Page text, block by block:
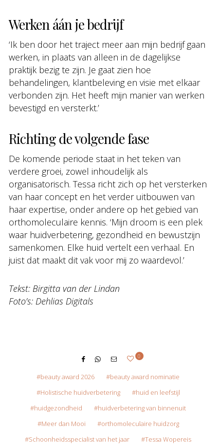
Werken áán je bedrijf
‘Ik ben door het traject meer aan mijn bedrijf gaan
werken, in plaats van alleen in de dagelijkse
praktijk bezig te zijn. Je gaat zien hoe
behandelingen, klantbeleving en visie met elkaar
verbonden zijn. Het heeft mijn manier van werken
bevestigd en versterkt.’
Richting de volgende fase
De komende periode staat in het teken van
verdere groei, zowel inhoudelijk als
organisatorisch. Tessa richt zich op het versterken
van haar concept en het verder uitbouwen van
haar expertise, onder andere op het gebied van
orthomoleculaire kennis. ‘Mijn droom is een plek
waar huidverbetering, gezondheid en bewustzijn
samenkomen. Elke huid vertelt een verhaal. En
juist dat maakt dit vak voor mij zo waardevol.’
Tekst: Birgitta van der Lindan
Foto’s: Dehlias Digitals
0
beauty award 2026
beauty award nominatie
Holistische huidverbetering
huid en leefstijl
huidgezondheid
huidverbetering van binnenuit
Meer dan Mooi
orthomoleculaire huidzorg
Schoonheidsspecialist van het jaar
Tessa Wopereis